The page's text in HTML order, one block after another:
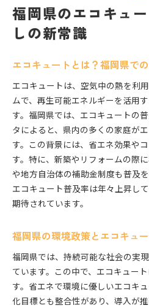
新事例
福岡県内で注目のエコ
福岡県の住宅事情に適
地域密着型のエコキュ
福岡県でエコキュート
エコキュート導入で福
ゼロエミッションライフを
キュート活用法
福岡県住民が選ぶエコ
エコキュートで実現す
ン生活
エコキュート活用で福
福岡県でのエコキュー
ット
福岡県におけるエコキ
エコキュートの仕組みと福
福岡県のエコキュ
しの新常識
エコキュートとは？福岡県で
エコキュートは、空気中の熱を利
ムで、再生可能エネルギーを活用
す。福岡県では、エコキュートの
タによると、県内の多くの家庭が
す。この背景には、省エネ効果や
す。特に、新築やリフォームの際
や地方自治体の補助金制度も普及
エコキュート普及率は年々上昇し
期待されています。
福岡県の環境政策とエコキュ
福岡県では、持続可能な社会の実
ています。この中で、エコキュー
す。省エネで環境に優しいエコキ
化目標とも整合性があり、導入が